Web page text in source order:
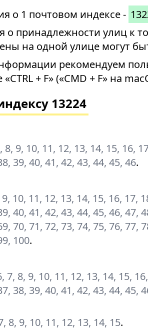
о 1 почтовом индексе -
принадлежности улиц к
на одной улице могут
рекомендуем
+ F» («CMD + F» на
13224
8, 9, 10, 11, 12, 13, 14, 15, 16,
39, 40, 41, 42, 43, 44, 45, 46.
10, 11, 12, 13, 14, 15, 16, 17,
40, 41, 42, 43, 44, 45, 46, 47,
70, 71, 72, 73, 74, 75, 76, 77,
100.
7, 8, 9, 10, 11, 12, 13, 14, 15,
38, 39, 40, 41, 42, 43, 44, 45,
8, 9, 10, 11, 12, 13, 14, 15.